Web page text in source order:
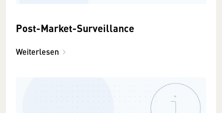
Post-Market-Surveillance
Weiterlesen